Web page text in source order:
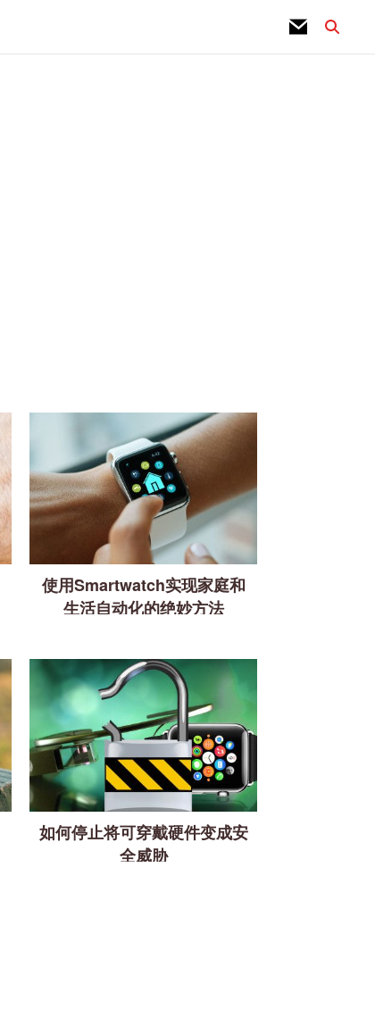
使用Smartwatch实现家庭和
生活自动化的绝妙方法
如何停止将可穿戴硬件变成安
全威胁